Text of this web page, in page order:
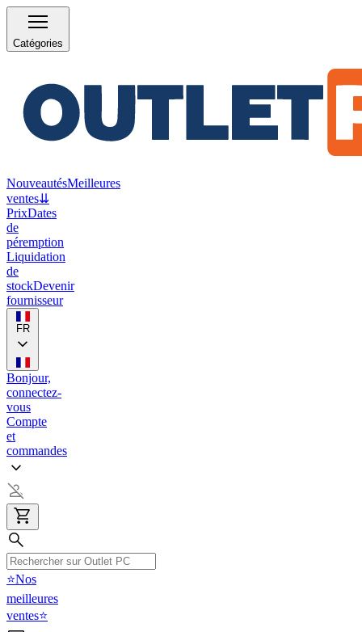
Catégories
NouveautésMeilleures
ventes⇊
PrixDates
de
péremption
Liquidation
de
stockDevenir
fournisseur
FR
Bonjour,
connectez-
vous
Compte
et
commandes
⭐Nos
meilleures
ventes⭐